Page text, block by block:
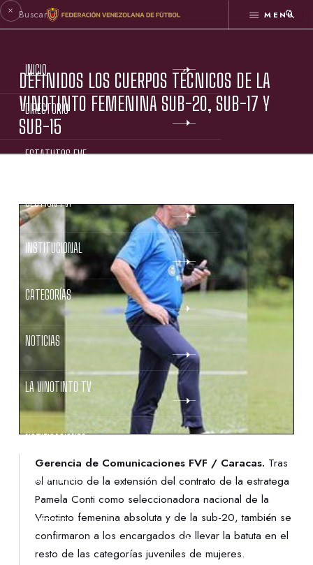
MENÚ
INICIO
DIRECTORIO
ESTATUTOS FVF
GESTIÓN FVF
INSTITUCIONAL
CATEGORÍAS
NOTICIAS
LA VINOTINTO TV
NOTIFICACIONES
NORMATIVAS
CONTACTO
DEFINIDOS LOS CUERPOS TÉCNICOS DE LA
VINOTINTO FEMENINA SUB-20, SUB-17 Y
SUB-15
Gerencia de Comunicaciones FVF / Caracas. Tras
el anuncio de la extensión del contrato de la estratega
Pamela Conti como seleccionadora nacional de la
Vinotinto femenina absoluta y de la sub-20, también se
confirmaron a los encargados de llevar la batuta en el
resto de las categorías juveniles de mujeres.